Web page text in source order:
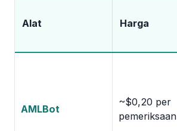
Alat Harga
AMLBot
~$0,20 per
pemeriksaan